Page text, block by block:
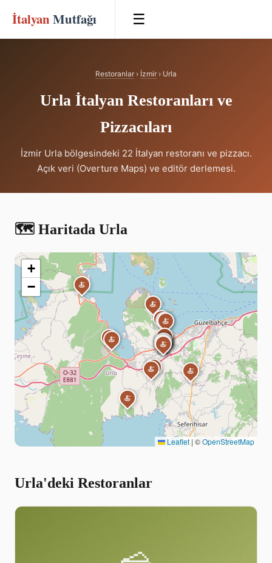
İtalyan Mutfağı ☰
Restoranlar › İzmir › Urla
Urla İtalyan Restoranları ve
Pizzacıları
İzmir Urla bölgesindeki 22 İtalyan restoranı ve pizzacı.
Açık veri (Overture Maps) ve editör derlemesi.
🗺️ Haritada Urla
🍝
🍝
🍝
🍝
🍝
🍝
🍝
🍝
🍝
🍝
🍝
🍝
🍝
🍝
🍝
🍝
🍝
🍝
🍝
🍝
🍝
🍝
+
−
Leaflet | ©OpenStreetMap
Urla'deki Restoranlar